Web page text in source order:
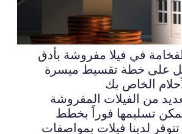
في فيلا مفروشة بأدق
على خطة تقسيط ميسرة
الخاص بك
من الفيلات المفروشة
تسليمها فوراً بخطط
لدينا فيلات بمواصفات